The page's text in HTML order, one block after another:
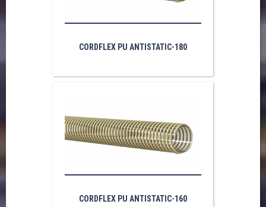
CORDFLEX PU ANTISTATIC-180
CORDFLEX PU ANTISTATIC-160